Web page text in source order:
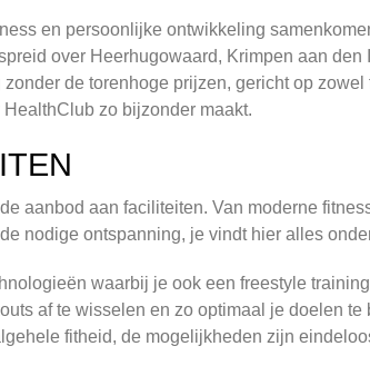
en persoonlijke ontwikkeling
over Heerhugowaard, Krimpen aan den
de torenhoge prijzen, gericht op zowel
zo bijzonder maakt.
aanbod aan faciliteiten. Van moderne
nodige ontspanning, je vindt hier alles
waarbij je ook een freestyle
af te wisselen en zo optimaal je doelen te
fitheid, de mogelijkheden zijn